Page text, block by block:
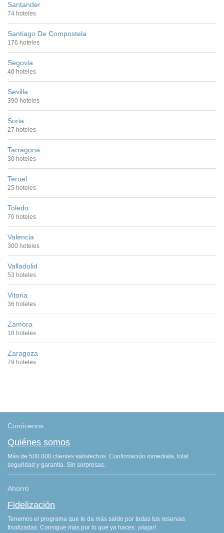
Santander
74 hoteles
Santiago De Compostela
176 hoteles
Segovia
40 hoteles
Sevilla
390 hoteles
Soria
27 hoteles
Tarragona
30 hoteles
Teruel
25 hoteles
Toledo
70 hoteles
Valencia
300 hoteles
Valladolid
53 hoteles
Vitoria
36 hoteles
Zamora
18 hoteles
Zaragoza
79 hoteles
Conócenos
Quiénes somos
Más de 500.000 clientes satisfechos. Confirmación inmediata, total
seguridad y garantía. Sin sorpresas.
Ahorro
Fidelización
Tenemos el programa que te da más saldo por todas tus reservas
finalizadas. Consigue más por lo que ya haces: ¡viajar!